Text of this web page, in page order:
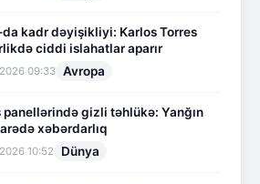
da kadr dəyişikliyi: Karlos Torres
ciddi islahatlar aparır
09:33 Avropa
panellərində gizli təhlükə: Yanğın
xəbərdarlıq
10:52 Dünya